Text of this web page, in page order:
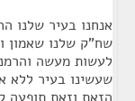
אנחנו בעיר שלנו
שח"ק שלנו שאמון
לעשות מעשה
שעשינו בעיר ללא